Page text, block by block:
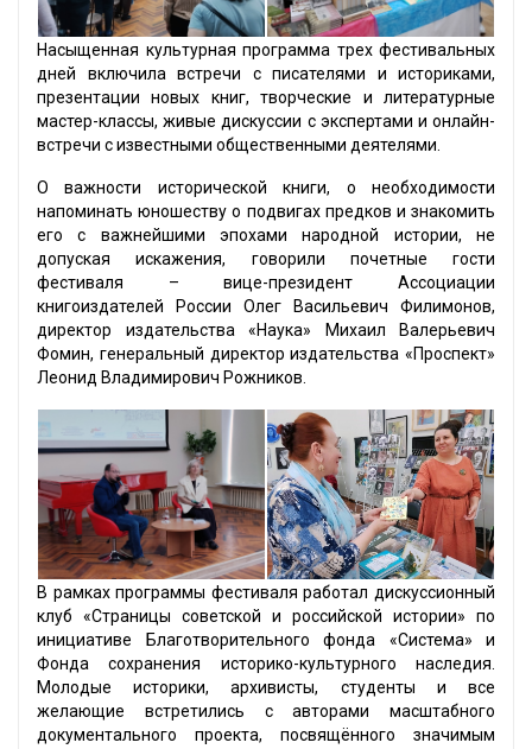
Насыщенная культурная программа трех фестивальных
дней включила встречи с писателями и историками,
презентации новых книг, творческие и литературные
мастер-классы, живые дискуссии с экспертами и онлайн-
встречи с известными общественными деятелями.
О важности исторической книги, о необходимости
напоминать юношеству о подвигах предков и знакомить
его с важнейшими эпохами народной истории, не
допуская искажения, говорили почетные гости
фестиваля – вице-президент Ассоциации
книгоиздателей России Олег Васильевич Филимонов,
директор издательства «Наука» Михаил Валерьевич
Фомин, генеральный директор издательства «Проспект»
Леонид Владимирович Рожников.
В рамках программы фестиваля работал дискуссионный
клуб «Страницы советской и российской истории» по
инициативе Благотворительного фонда «Система» и
Фонда сохранения историко-культурного наследия.
Молодые историки, архивисты, студенты и все
желающие встретились с авторами масштабного
документального проекта, посвящённого значимым